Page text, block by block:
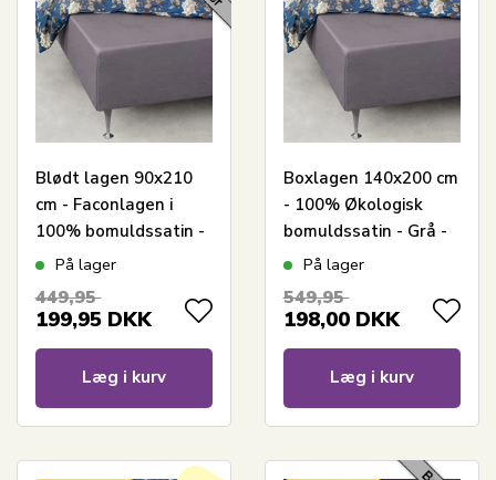
Blødt lagen 90x210
cm - Faconlagen i
100% bomuldssatin -
Lysegråt boxlagen til
satin lagen
På lager
449,95
199,95 DKK
Læg i kurv
Boxlagen 140x200 cm
- 100% Økologisk
bomuldssatin - Grå -
GOTS certificeret
På lager
549,95
198,00 DKK
Læg i kurv